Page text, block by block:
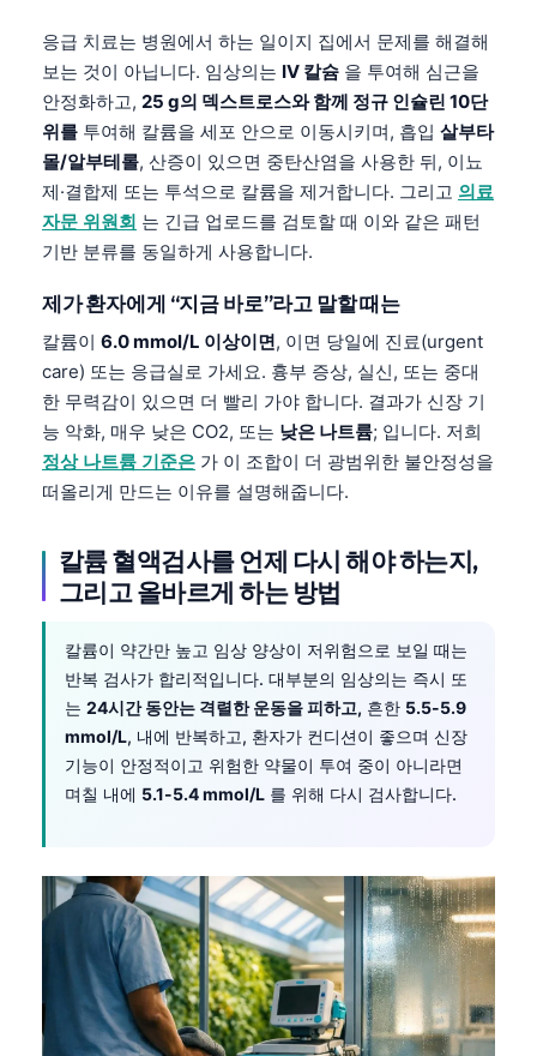
응급 치료는 병원에서 하는 일이지 집에서 문제를 해결해
보는 것이 아닙니다. 임상의는 IV 칼슘 을 투여해 심근을
안정화하고, 25 g의 덱스트로스와 함께 정규 인슐린 10단
위를 투여해 칼륨을 세포 안으로 이동시키며, 흡입 살부타
몰/알부테롤, 산증이 있으면 중탄산염을 사용한 뒤, 이뇨
제·결합제 또는 투석으로 칼륨을 제거합니다. 그리고 의료
자문 위원회 는 긴급 업로드를 검토할 때 이와 같은 패턴
기반 분류를 동일하게 사용합니다.
제가 환자에게 “지금 바로”라고 말할 때는
칼륨이 6.0 mmol/L 이상이면, 이면 당일에 진료(urgent
care) 또는 응급실로 가세요. 흉부 증상, 실신, 또는 중대
한 무력감이 있으면 더 빨리 가야 합니다. 결과가 신장 기
능 악화, 매우 낮은 CO2, 또는 낮은 나트륨; 입니다. 저희
정상 나트륨 기준은 가 이 조합이 더 광범위한 불안정성을
떠올리게 만드는 이유를 설명해줍니다.
칼륨 혈액검사를 언제 다시 해야 하는지,
그리고 올바르게 하는 방법
칼륨이 약간만 높고 임상 양상이 저위험으로 보일 때는
반복 검사가 합리적입니다. 대부분의 임상의는 즉시 또
는 24시간 동안는 격렬한 운동을 피하고, 흔한 5.5-5.9
mmol/L, 내에 반복하고, 환자가 컨디션이 좋으며 신장
기능이 안정적이고 위험한 약물이 투여 중이 아니라면
며칠 내에 5.1-5.4 mmol/L 를 위해 다시 검사합니다.
ភាសាខ្មែរ
Kiswahili
አማርኛ
Українська
O‘zbekcha
Қазақ тілі
Suomi
Hrvatski
Slovenčina
كوردی‎
پښتو
سنڌي
অসমীয়া
Galego
Latviešu valoda
Македонски јазик
Occitan
العربية المغربية
Afrikaans
Монгол
ພາສາລາວ
Basa Jawa